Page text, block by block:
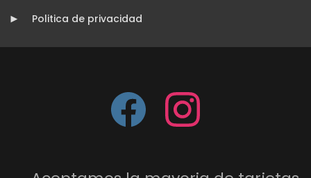
Politica de privacidad